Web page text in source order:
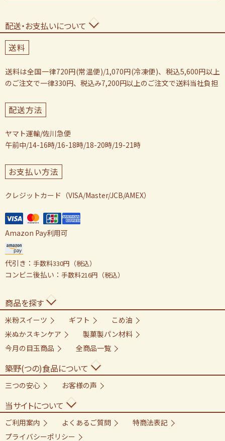
配送・お支払いについて
送料
送料は全国一律720円(常温便)/1,070円(冷凍便)、税込5,600円以上
のご注文で一律330円、税込み7,200円以上のご注文で送料当社負担
配送方法
ヤマト運輸/佐川急便
午前中/14-16時/16-18時/18-20時/19-21時
お支払い方法
クレジットカード（VISA/Master/JCB/AMEX）
Amazon Pay利用可
代引き： 手数料330円（税込）
コンビニ後払い： 手数料216円（税込）
商品を探す
米粉スイーツ ギフト
こめ油
米ぬかスキンケア
製菓製パン材料
今月の目玉商品
全商品一覧
築野(つの)食品について
三つの安心 お客様の声
当サイトについて
ご利用案内 よくあるご質問
特商法表記
プライバシーポリシー